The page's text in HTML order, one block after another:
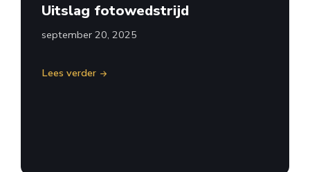
Uitslag fotowedstrijd
september 20, 2025
Lees verder